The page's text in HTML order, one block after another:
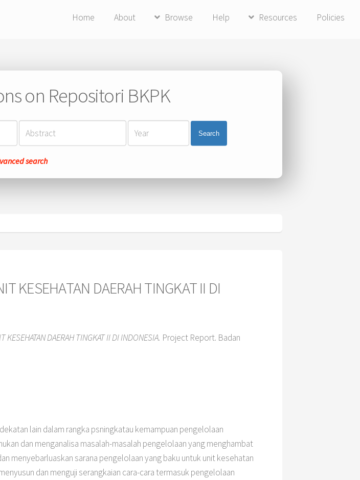
Home About Browse Help Resources Policies
on Repositori BKPK
Search
search
KESEHATAN DAERAH TINGKAT II DI
KESEHATAN DAERAH TINGKAT II DI INDONESIA. Project Report. Badan
lain dalam rangka psningkatau kemampuan pengelolaan
dan menganalisa masalah-masalah pengelolaan yang menghambat
menyebarluaskan sarana pengelolaan yang baku untuk unit kesehatan
dan menguji serangkaian cara-cara termasuk pengelolaan